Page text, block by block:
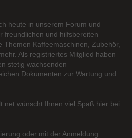
heute in unserem Forum und
freundlichen und hilfsbereiten
Themen Kaffeemaschinen, Zubehör,
Als registriertes Mitglied haben
stetig wachsenden
Dokumenten zur Wartung und
wünscht Ihnen viel Spaß hier bei
oder mit der Anmeldung